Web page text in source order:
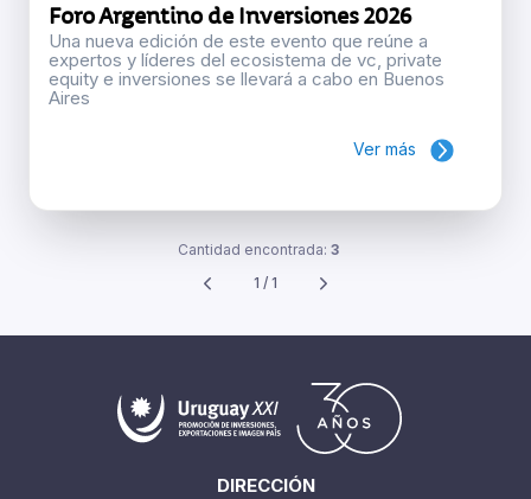
Foro Argentino de Inversiones 2026
Una nueva edición de este evento que reúne a
expertos y líderes del ecosistema de vc, private
equity e inversiones se llevará a cabo en Buenos
Aires
Ver más
Cantidad encontrada: 3
1 / 1
DIRECCIÓN